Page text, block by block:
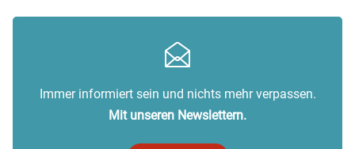
Immer informiert sein und nichts mehr verpassen.
Mit unseren Newslettern.